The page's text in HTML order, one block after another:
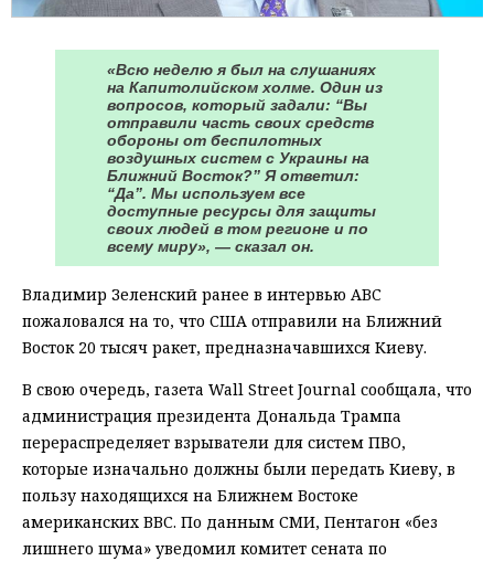
«Всю неделю я был на слушаниях
на Капитолийском холме. Один из
вопросов, который задали: “Вы
отправили часть своих средств
обороны от беспилотных
воздушных систем с Украины на
Ближний Восток?” Я ответил:
“Да”. Мы используем все
доступные ресурсы для защиты
своих людей в том регионе и по
всему миру», — сказал он.
Владимир Зеленский ранее в интервью ABC
пожаловался на то, что США отправили на Ближний
Восток 20 тысяч ракет, предназначавшихся Киеву.
В свою очередь, газета Wall Street Journal сообщала, что
администрация президента Дональда Трампа
перераспределяет взрыватели для систем ПВО,
которые изначально должны были передать Киеву, в
пользу находящихся на Ближнем Востоке
американских ВВС. По данным СМИ, Пентагон «без
лишнего шума» уведомил комитет сената по